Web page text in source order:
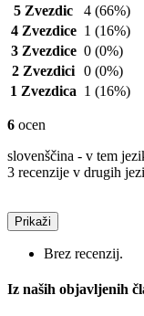
5 Zvezdic
4 (66%)
4 Zvezdice 1 (16%)
3 Zvezdice 0 (0%)
2 Zvezdici 0 (0%)
1 Zvezdica 1 (16%)
6 ocen
slovenščina - v tem
3 recenzije v drugih
Prikaži
Brez recenzij.
Iz naših objavljenih